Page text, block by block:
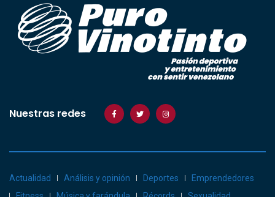
Nuestras redes
Actualidad Análisis y opinión Deportes
Emprendedores